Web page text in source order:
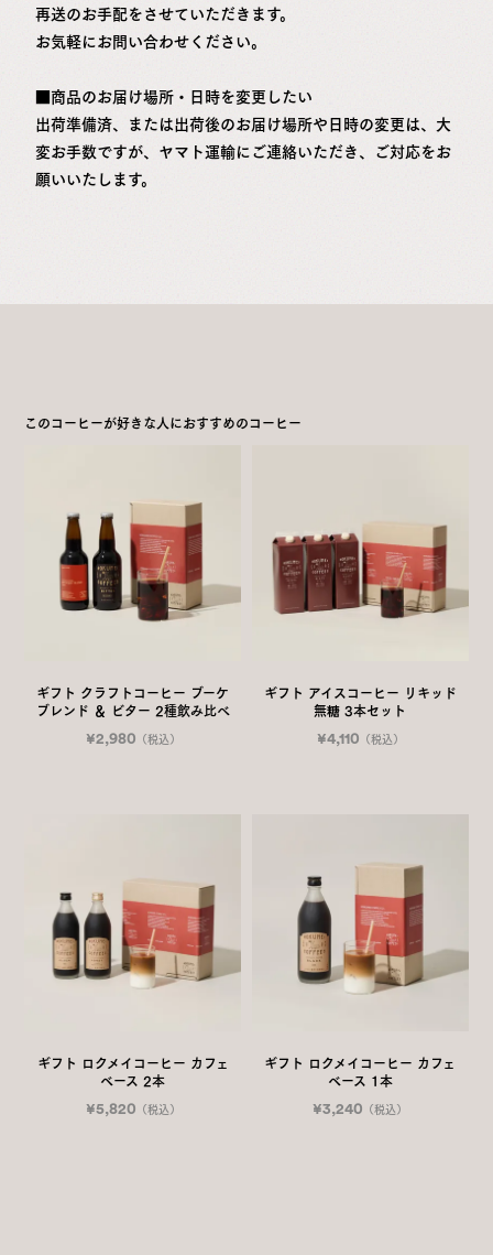
再送のお手配をさせていただきます。
お気軽にお問い合わせください。
■商品のお届け場所・日時を変更したい
出荷準備済、または出荷後のお届け場所や日時の変更は、大
変お手数ですが、ヤマト運輸にご連絡いただき、ご対応をお
願いいたします。
このコーヒーが好きな人におすすめのコーヒー
ギフト クラフトコーヒー ブーケ
ブレンド ＆ ビター 2種飲み比べ
¥2,980 （税込）
ギフト アイスコーヒー リキッド
無糖 3本セット
¥4,110 （税込）
ギフト ロクメイコーヒー カフェ
ベース 2本
¥5,820 （税込）
ギフト ロクメイコーヒー カフェ
ベース 1本
¥3,240 （税込）